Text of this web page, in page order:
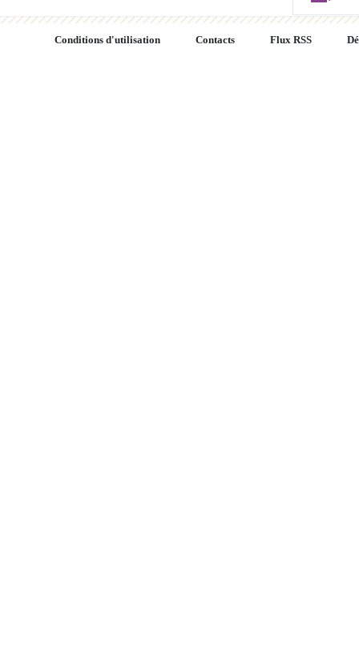
Conditions d'utilisation Contacts Flux RSS